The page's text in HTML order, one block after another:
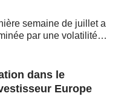
semaine de juillet a
par une volatilité
Les
sur la soutenabilité
dans le
Europe